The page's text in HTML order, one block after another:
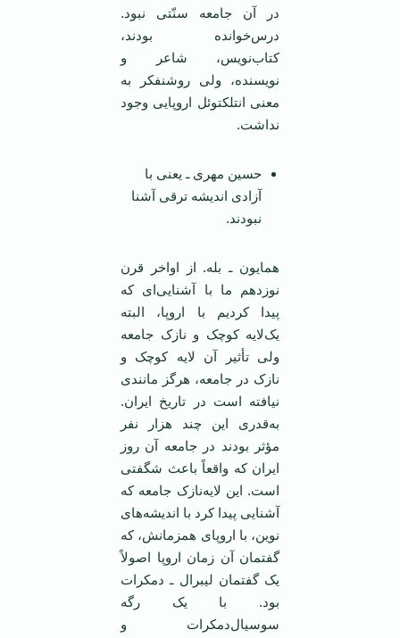
در آن جامعه سنّتی نبود.
درس‌خوانده بودند،
کتاب‌نویس، شاعر و
نویسنده، ولی روشنفکر به
معنی انتلکتوئل اروپایی وجود
نداشت.
حسین مهری ـ یعنی با
آزادی اندیشه ترقی آشنا
نبودند.
همایون ـ بله. از اواخر قرن
نوزدهم ما با آشنایی‌ای که
پیدا کردیم با اروپا، البته
یک‌لایه کوچک و نازک جامعه
ولی تأثیر آن لایه کوچک و
نازک در جامعه، هرگز مانندی
نیافته است در تاریخ ایران.
به‌قدری این چند هزار نفر
مؤثر بودند در جامعه آن روز
ایران که واقعاً باعث شگفتی
است. این لایه‌نازک جامعه که
آشنایی پیدا کرد با اندیشه‌های
نوین، با اروپای همزمانش، که
گفتمان آن زمان اروپا اصولاً
یک گفتمان لیبرال ـ دمکرات
بود. با یک رگه
سوسیال‌دمکرات و